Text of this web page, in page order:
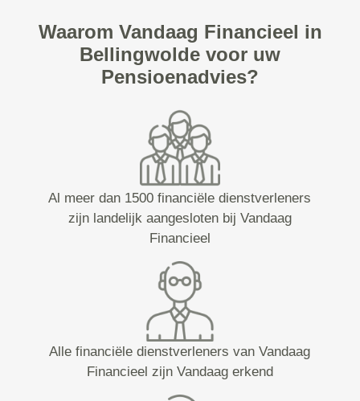
Waarom Vandaag Financieel in
Bellingwolde voor uw
Pensioenadvies?
Al meer dan 1500 financiële dienstverleners
zijn landelijk aangesloten bij Vandaag
Financieel
Alle financiële dienstverleners van Vandaag
Financieel zijn Vandaag erkend